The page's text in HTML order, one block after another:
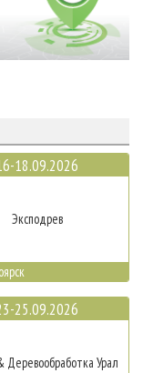
18.09.2026
Эксподрев
25.09.2026
Деревообработка Урал